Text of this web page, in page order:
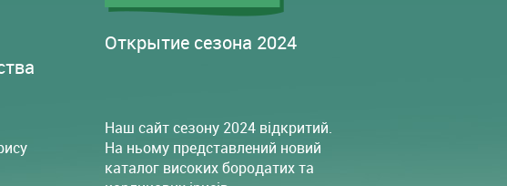
Открытие сезона 2024
Наш сайт сезону 2024 відкритий.
На ньому представлений новий
каталог високих бородатих та